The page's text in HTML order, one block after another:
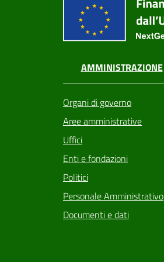
AMMINISTRAZIONE
Organi di governo
Aree amministrative
Uffici
Enti e fondazioni
Politici
Personale Amministrativo
Documenti e dati